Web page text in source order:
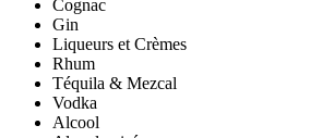
Cognac
Gin
Liqueurs et Crèmes
Rhum
Téquila & Mezcal
Vodka
Alcool